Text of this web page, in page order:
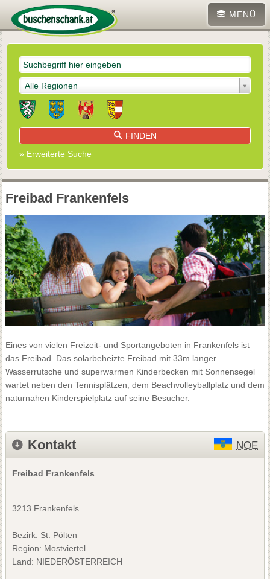
MENÜ
Alle Regionen
FINDEN
» Erweiterte Suche
Freibad Frankenfels
Eines von vielen Freizeit- und Sportangeboten in Frankenfels ist
das Freibad. Das solarbeheizte Freibad mit 33m langer
Wasserrutsche und superwarmen Kinderbecken mit Sonnensegel
wartet neben den Tennisplätzen, dem Beachvolleyballplatz und dem
naturnahen Kinderspielplatz auf seine Besucher.
Kontakt NOE
Freibad Frankenfels
3213 Frankenfels
Bezirk: St. Pölten
Region: Mostviertel
Land: NIEDERÖSTERREICH